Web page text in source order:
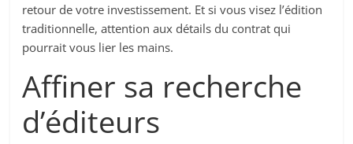
retour de votre investissement. Et si vous visez l’édition
traditionnelle, attention aux détails du contrat qui
pourrait vous lier les mains.
Affiner sa recherche
d’éditeurs